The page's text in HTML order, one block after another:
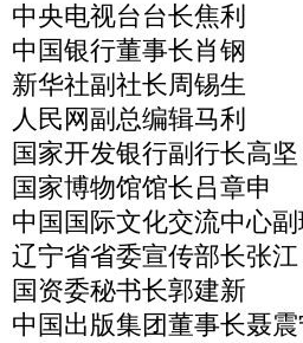
中央电视台台长焦利
中国银行董事长肖钢
新华社副社长周锡生
人民网副总编辑马利
国家开发银行副行长高坚
国家博物馆馆长吕章申
中国国际文化交流中心
辽宁省省委宣传部长张江
国资委秘书长郭建新
中国出版集团董事长聂震